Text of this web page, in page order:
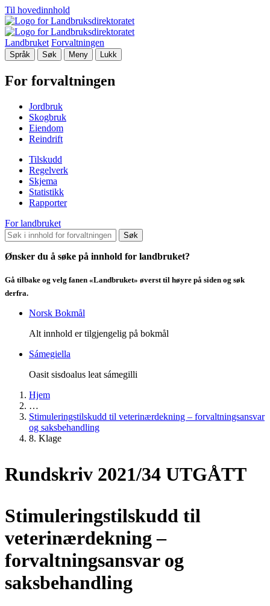
Til hovedinnhold
Landbruket Forvaltningen
Språk Søk Meny Lukk
For forvaltningen
Jordbruk
Skogbruk
Eiendom
Reindrift
Tilskudd
Regelverk
Skjema
Statistikk
Rapporter
For landbruket
Søk
Ønsker du å søke på innhold for landbruket?
Gå tilbake og velg fanen «Landbruket» øverst til høyre på siden og søk
derfra.
Norsk Bokmål
Alt innhold er tilgjengelig på bokmål
Sámegiella
Oasit sisdoalus leat sámegilli
Hjem
…
Stimuleringstilskudd til veterinærdekning – forvaltningsansvar
og saksbehandling
8. Klage
Rundskriv 2021/34 UTGÅTT
Stimuleringstilskudd til
veterinærdekning –
forvaltningsansvar og
saksbehandling